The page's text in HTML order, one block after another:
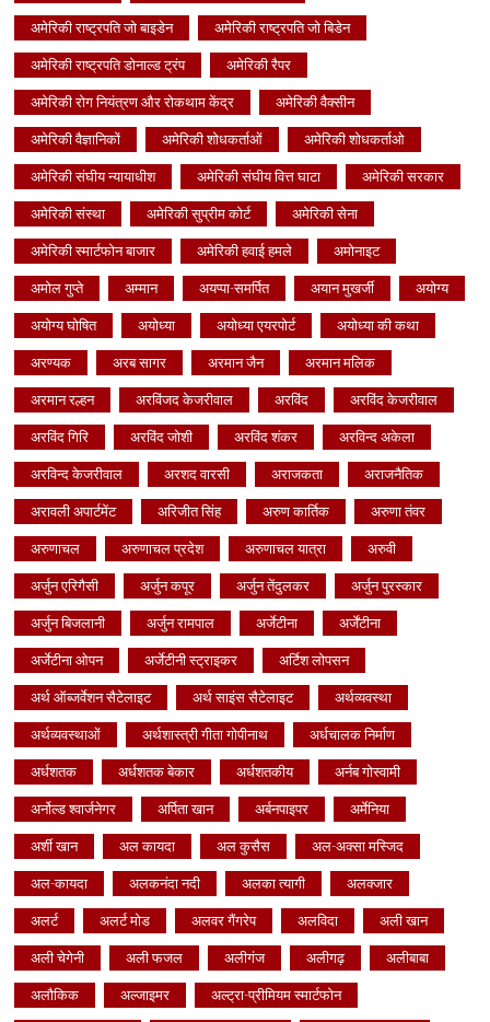
अमेरिकी राष्ट्रपति जो बाइडेन अमेरिकी राष्ट्रपति जो बिडेन
अमेरिकी राष्ट्रपति डोनाल्ड ट्रंप अमेरिकी रैपर
अमेरिकी रोग नियंत्रण और रोकथाम केंद्र अमेरिकी वैक्सीन
अमेरिकी वैज्ञानिकों अमेरिकी शोधकर्ताओं अमेरिकी शोधकर्ताओ
अमेरिकी संघीय न्यायाधीश अमेरिकी संघीय वित्त घाटा अमेरिकी सरकार
अमेरिकी संस्था अमेरिकी सुप्रीम कोर्ट अमेरिकी सेना
अमेरिकी स्मार्टफोन बाजार अमेरिकी हवाई हमले अमोनाइट
अमोल गुप्ते अम्मान अयप्पा-समर्पित अयान मुखर्जी अयोग्य
अयोग्य घोषित अयोध्या अयोध्या एयरपोर्ट अयोध्या की कथा
अरण्यक अरब सागर अरमान जैन अरमान मलिक
अरमान रल्हन अरविंजद केजरीवाल अरविंद अरविंद केजरीवाल
अरविंद गिरि अरविंद जोशी अरविंद शंकर अरविन्द अकेला
अरविन्द केजरीवाल अरशद वारसी अराजकता अराजनैतिक
अरावली अपार्टमेंट अरिजीत सिंह अरुण कार्तिक अरुणा तंवर
अरुणाचल अरुणाचल प्रदेश अरुणाचल यात्रा अरुवी
अर्जुन एरिगैसी अर्जुन कपूर अर्जुन तेंदुलकर अर्जुन पुरस्कार
अर्जुन बिजलानी अर्जुन रामपाल अर्जेटीना अर्जेंटीना
अर्जेटीना ओपन अर्जेटीनी स्ट्राइकर अर्टिश लोपसन
अर्थ ऑब्जर्वेशन सैटेलाइट अर्थ साइंस सैटेलाइट अर्थव्यवस्था
अर्थव्यवस्थाओं अर्थशास्त्री गीता गोपीनाथ अर्धचालक निर्माण
अर्धशतक अर्धशतक बेकार अर्धशतकीय अर्नब गोस्वामी
अर्नोल्ड श्वार्जनेगर अर्पिता खान अर्बनपाइपर अर्मेनिया
अर्शी खान अल कायदा अल कुसैस अल-अक्सा मस्जिद
अल-कायदा अलकनंदा नदी अलका त्यागी अलक्जार
अलर्ट अलर्ट मोड अलवर गैंगरेप अलविदा अली खान
अली चेगेनी अली फजल अलीगंज अलीगढ़ अलीबाबा
अलौकिक अल्जाइमर अल्ट्रा-प्रीमियम स्मार्टफोन